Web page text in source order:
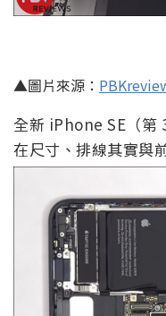
▲圖片來源：
全新 iPhone SE（第
在尺寸、排線其實與